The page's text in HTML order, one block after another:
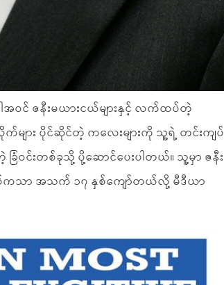
င် ဇနီးမယားငယ်များနှင့် လက်ထပ်တဲ့
ား ပိုင်ဆိုင်တဲ့ ကလေးများကို သူ့ရဲ့ တင်းကျပ်
ခြံဝင်းတစ်ခုသို့ ပို့ဆောင်ပေးပါတယ်။ သူ့မှာ ဇနီး
ကသာ အသက် ၁၇ နှစ်ကျော်တယ်လို့ မီဒီယာ